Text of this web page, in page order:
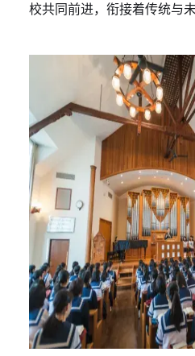
校共同前进，衔接着传统与未